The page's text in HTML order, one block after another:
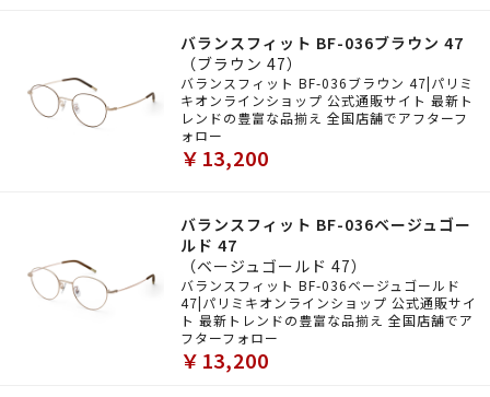
バランスフィット BF-036ブラウン 47
（ブラウン 47）
バランスフィット BF-036ブラウン 47|パリミ
キオンラインショップ 公式通販サイト 最新ト
レンドの豊富な品揃え 全国店舗でアフターフ
ォロー
￥13,200
バランスフィット BF-036ベージュゴー
ルド 47
（ベージュゴールド 47）
バランスフィット BF-036ベージュゴールド
47|パリミキオンラインショップ 公式通販サイ
ト 最新トレンドの豊富な品揃え 全国店舗でア
フターフォロー
￥13,200